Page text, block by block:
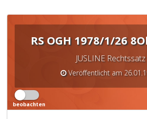
RS OGH 1978/1/26
JUSLINE Rechtssatz
Veröffentlicht am
beobachten